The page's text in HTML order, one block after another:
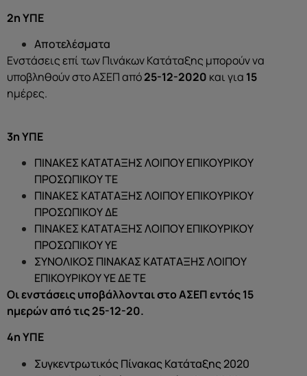
2η ΥΠΕ
Αποτελέσματα
Ενστάσεις επί των Πινάκων Κατάταξης μπορούν να
υποβληθούν στο ΑΣΕΠ από25-12-2020 και για 15
ημέρες.
3η ΥΠΕ
ΠΙΝΑΚΕΣ ΚΑΤΑΤΑΞΗΣ ΛΟΙΠΟΥ ΕΠΙΚΟΥΡΙΚΟΥ
ΠΡΟΣΩΠΙΚΟΥ ΤΕ
ΠΙΝΑΚΕΣ ΚΑΤΑΤΑΞΗΣ ΛΟΙΠΟΥ ΕΠΙΚΟΥΡΙΚΟΥ
ΠΡΟΣΩΠΙΚΟΥ ΔΕ
ΠΙΝΑΚΕΣ ΚΑΤΑΤΑΞΗΣ ΛΟΙΠΟΥ ΕΠΙΚΟΥΡΙΚΟΥ
ΠΡΟΣΩΠΙΚΟΥ ΥΕ
ΣΥΝΟΛΙΚΟΣ ΠΙΝΑΚΑΣ ΚΑΤΑΤΑΞΗΣ ΛΟΙΠΟΥ
ΕΠΙΚΟΥΡΙΚΟΥ ΥΕ ΔΕ ΤΕ
Οι ενστάσεις υποβάλλονται στο ΑΣΕΠ εντός 15
ημερών από τις 25-12-20.
4η ΥΠΕ
Συγκεντρωτικός Πίνακας Κατάταξης 2020